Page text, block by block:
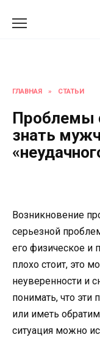
ГЛАВНАЯ » СТАТЬИ
Проблемы
знать
Возникновение
серьезной
его физическое и
плохо стоит, это
неуверенности и
понимать, что
или иметь
ситуация можно